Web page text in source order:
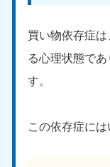
買い物依存症
る心理状態で
す。
この依存症には